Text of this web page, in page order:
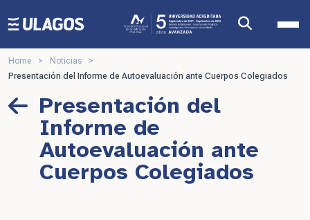
Ulagos Template
Home > Noticias
>
Presentación del Informe de Autoevaluación ante Cuerpos Colegiados
Presentación del
Informe de
Autoevaluación ante
Cuerpos Colegiados